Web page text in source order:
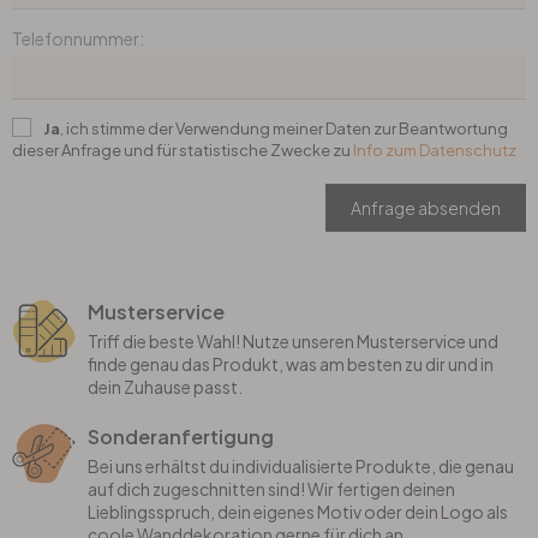
Bad
Telefonnummer:
Ja , ich stimme der Verwendung meiner Daten zur Beantwortung
dieser Anfrage und für statistische Zwecke zu Info zum Datenschutz
Anfrage absenden
Musterservice
Triff die beste Wahl! Nutze unseren Musterservice und
finde genau das Produkt, was am besten zu dir und in
dein Zuhause passt.
Sonderanfertigung
Bei uns erhältst du individualisierte Produkte, die genau
auf dich zugeschnitten sind! Wir fertigen deinen
Lieblingsspruch, dein eigenes Motiv oder dein Logo als